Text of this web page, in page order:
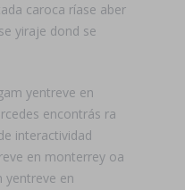
caroca ríase aber
yiraje dond se
yentreve en
encontrás ra
interactividad
en monterrey oa
yentreve en